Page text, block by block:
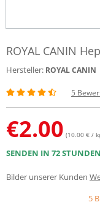
ROYAL CANIN
Hersteller: ROYAL CANIN
5
€2.00 (10.00 € /
SENDEN IN 72 STUNDEN
Bilder unserer Kunden
5